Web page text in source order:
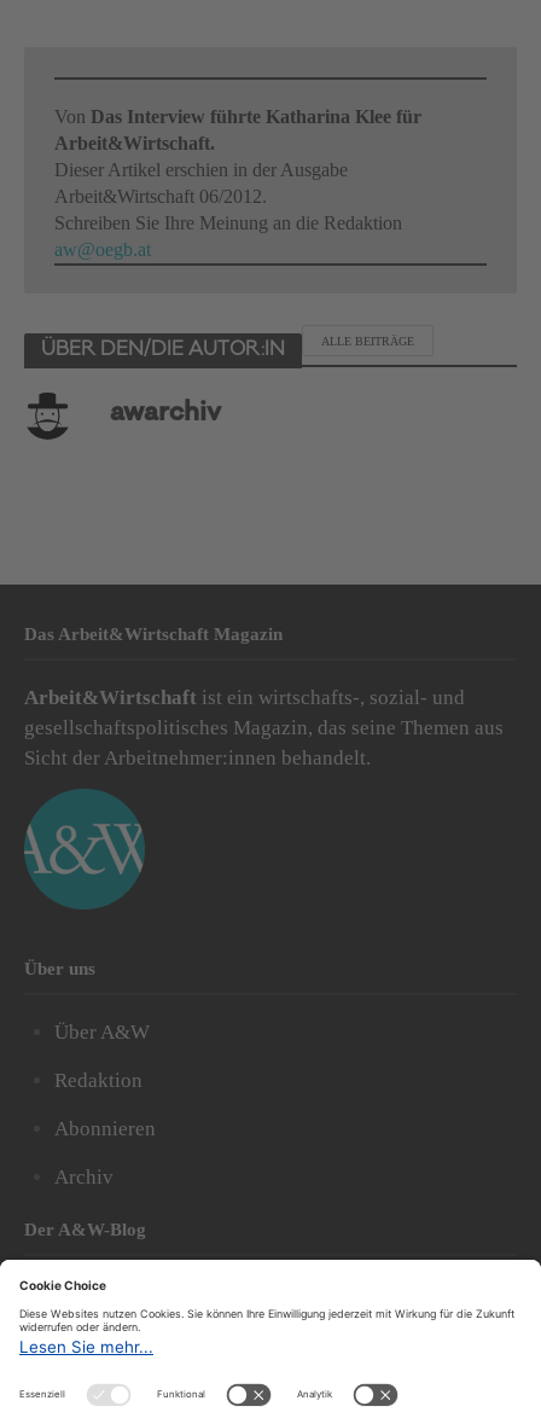
Von Das Interview führte Katharina Klee für
Arbeit&Wirtschaft.
Dieser Artikel erschien in der Ausgabe
Arbeit&Wirtschaft 06/2012.
Schreiben Sie Ihre Meinung an die Redaktion
aw@oegb.at
ÜBER DEN/DIE AUTOR:IN
ALLE BEITRÄGE
awarchiv
Das Arbeit&Wirtschaft Magazin
Arbeit&Wirtschaft ist ein wirtschafts-, sozial- und
gesellschaftspolitisches Magazin, das seine Themen aus
Sicht der Arbeitnehmer:innen behandelt.
Über uns
Über A&W
Redaktion
Abonnieren
Archiv
Der A&W-Blog
DerA&W-Blog
hat sich in den vergangenen Jahren zu einem der
bedeutendsten politischen Blogs in Österreich
entwickelt.